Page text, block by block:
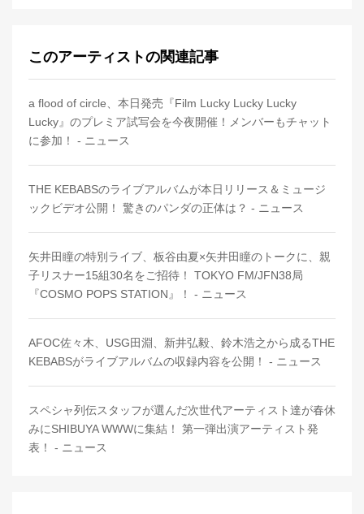
このアーティストの関連記事
a flood of circle、本日発売『Film Lucky Lucky Lucky
Lucky』のプレミア試写会を今夜開催！メンバーもチャット
に参加！ - ニュース
THE KEBABSのライブアルバムが本日リリース＆ミュージ
ックビデオ公開！ 驚きのパンダの正体は？ - ニュース
矢井田瞳の特別ライブ、板谷由夏×矢井田瞳のトークに、親
子リスナー15組30名をご招待！ TOKYO FM/JFN38局
『COSMO POPS STATION』！ - ニュース
AFOC佐々木、USG田淵、新井弘毅、鈴木浩之から成るTHE
KEBABSがライブアルバムの収録内容を公開！ - ニュース
スペシャ列伝スタッフが選んだ次世代アーティスト達が春休
みにSHIBUYA WWWに集結！ 第一弾出演アーティスト発
表！ - ニュース